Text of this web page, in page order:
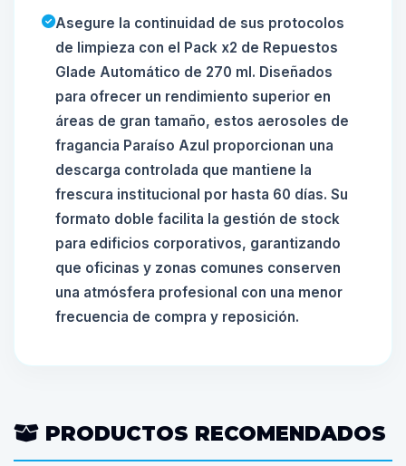
Asegure la continuidad de sus protocolos
de limpieza con el Pack x2 de Repuestos
Glade Automático de 270 ml. Diseñados
para ofrecer un rendimiento superior en
áreas de gran tamaño, estos aerosoles de
fragancia Paraíso Azul proporcionan una
descarga controlada que mantiene la
frescura institucional por hasta 60 días. Su
formato doble facilita la gestión de stock
para edificios corporativos, garantizando
que oficinas y zonas comunes conserven
una atmósfera profesional con una menor
frecuencia de compra y reposición.
PRODUCTOS RECOMENDADOS